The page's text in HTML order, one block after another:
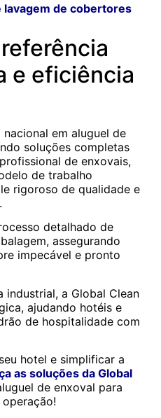
lavagem de cobertores
e eficiência
nacional em aluguel de
soluções completas
de enxovais,
de trabalho
rigoroso de qualidade e
detalhado de
assegurando
impecável e pronto
industrial, a Global Clean
ajudando hotéis e
de hospitalidade com
hotel e simplificar a
as soluções da Global
de enxoval para